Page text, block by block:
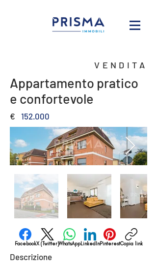
VENDITA
Appartamento pratico
e confortevole
152.000
€
FacebookX (Twitter)WhatsAppLinkedInPinterestCopia link
Descrizione